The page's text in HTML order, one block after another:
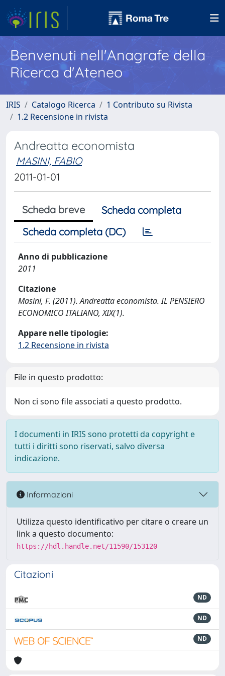
Benvenuti nell'Anagrafe della
Ricerca d'Ateneo
IRIS Catalogo Ricerca
1 Contributo su Rivista
1.2 Recensione in rivista
Andreatta economista
MASINI, FABIO
2011-01-01
Scheda breve
Scheda completa
Scheda completa (DC)
Anno di pubblicazione
2011
Citazione
Masini, F. (2011). Andreatta economista. IL PENSIERO
ECONOMICO ITALIANO, XIX(1).
Appare nelle tipologie:
1.2 Recensione in rivista
File in questo prodotto:
Non ci sono file associati a questo prodotto.
I documenti in IRIS sono protetti da copyright e
tutti i diritti sono riservati, salvo diversa
indicazione.
Informazioni
Utilizza questo identificativo per citare o creare un
link a questo documento:
https://hdl.handle.net/11590/153120
Citazioni
ND
ND
ND